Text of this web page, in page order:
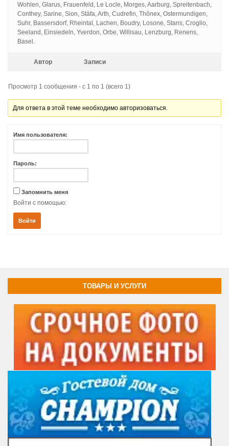
Wohlen, Glarus, Frauenfeld, Le Locle, Morges, Aarburg, Spreitenbach,
Conthey, Sarine, Sion, Stäfa, Arth, Cudrefin, Thônex, Ostermundigen,
Suhr, Bassersdorf, Rheintal, Lachen, Boudry, Losone, Stans, Croglio,
Seeland, Einsiedeln, Yverdon, Orbe, Willisau, Lenzburg, Renens,
Basel.
Автор Записи
Просмотр 1 сообщения - с 1 по 1 (всего 1)
Для ответа в этой теме необходимо авторизоваться.
Имя пользователя:
Пароль:
Запомнить меня
Войти с помощью:
Войти
ТОВАРЫ И УСЛУГИ